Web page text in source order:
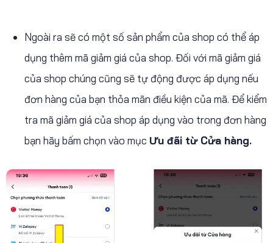
Ngoài ra sẽ có một số sản phẩm của shop có thể áp
dụng thêm mã giảm giá của shop. Đối với mã giảm giá
của shop chúng cũng sẽ tự động được áp dụng nếu
đơn hàng của bạn thỏa mãn điều kiện của mã. Để kiểm
tra mã giảm giá của shop áp dụng vào trong đơn hàng
bạn hãy bấm chọn vào mục Ưu đãi từ Cửa hàng.